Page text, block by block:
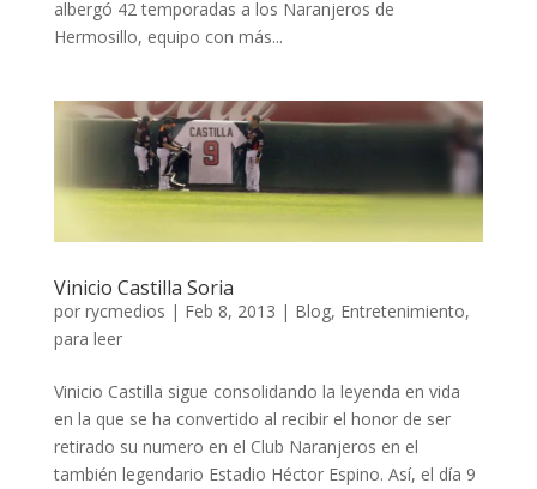
albergó 42 temporadas a los Naranjeros de
Hermosillo, equipo con más...
Vinicio Castilla Soria
por rycmedios | Feb 8, 2013 | Blog, Entretenimiento,
para leer
Vinicio Castilla sigue consolidando la leyenda en vida
en la que se ha convertido al recibir el honor de ser
retirado su numero en el Club Naranjeros en el
también legendario Estadio Héctor Espino. Así, el día 9